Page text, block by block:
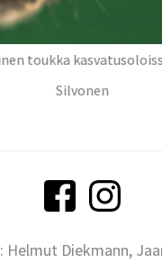
toukka
Silvonen
Diekmann,